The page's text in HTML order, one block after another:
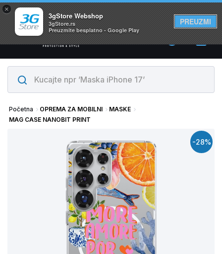
×
3gStore Webshop
3gStore.rs
Preuzmite besplatno - Google Play
PREUZMI
Svi proizvodi su na lageru. Slanje istog dana!
0
Početna OPREMA ZA MOBILNI
MASKE
MAG CASE NANOBIT PRINT
-28%